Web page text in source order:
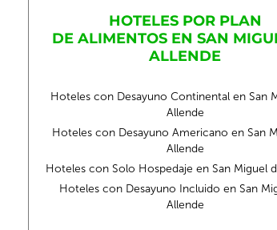
HOTELES POR PLAN
DE ALIMENTOS EN SAN
ALLENDE
Hoteles con Desayuno Continental en San
Allende
Hoteles con Desayuno Americano en San
Allende
Hoteles con Solo Hospedaje en San Miguel
Hoteles con Desayuno Incluido en San
Allende